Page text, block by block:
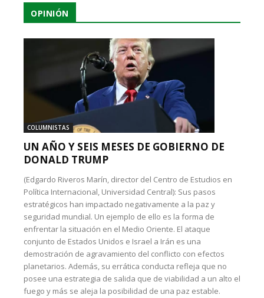
OPINIÓN
COLUMNISTAS
UN AÑO Y SEIS MESES DE GOBIERNO DE
DONALD TRUMP
(Edgardo Riveros Marín, director del Centro de Estudios en
Política Internacional, Universidad Central): Sus pasos
estratégicos han impactado negativamente a la paz y
seguridad mundial. Un ejemplo de ello es la forma de
enfrentar la situación en el Medio Oriente. El ataque
conjunto de Estados Unidos e Israel a Irán es una
demostración de agravamiento del conflicto con efectos
planetarios. Además, su errática conducta refleja que no
posee una estrategia de salida que de viabilidad a un alto el
fuego y más se aleja la posibilidad de una paz estable.